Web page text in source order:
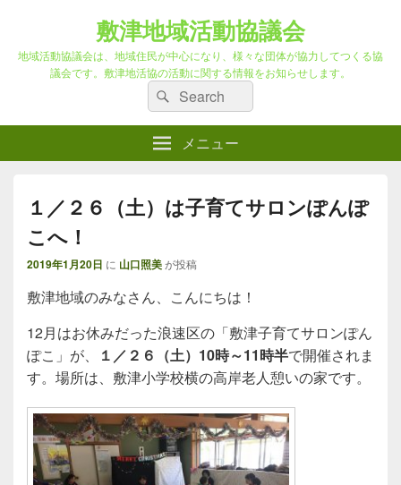
敷津地域活動協議会
地域活動協議会は、地域住民が中心になり、様々な団体が協力してつくる協
議会です。敷津地活協の活動に関する情報をお知らせします。
検
索
対
象:
検
索
メニュー
１／２６（土）は子育てサロンぽんぽ
こへ！
2019年1月20日 に 山口照美が投稿
敷津地域のみなさん、こんにちは！
12月はお休みだった浪速区の「敷津子育てサロンぽん
ぽこ」が、
１／２６（土）10時～11時半で開催されま
す。場所は、敷津小学校横の高岸老人憩いの家です。